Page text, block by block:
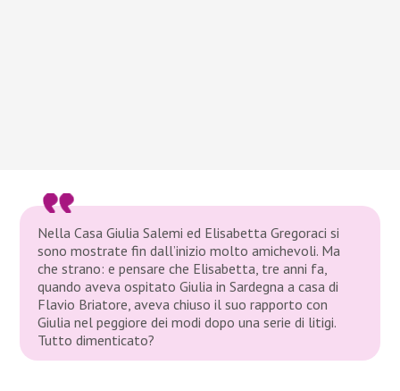
Nella Casa Giulia Salemi ed Elisabetta Gregoraci si
sono mostrate fin dall’inizio molto amichevoli. Ma
che strano: e pensare che Elisabetta, tre anni fa,
quando aveva ospitato Giulia in Sardegna a casa di
Flavio Briatore, aveva chiuso il suo rapporto con
Giulia nel peggiore dei modi dopo una serie di litigi.
Tutto dimenticato?